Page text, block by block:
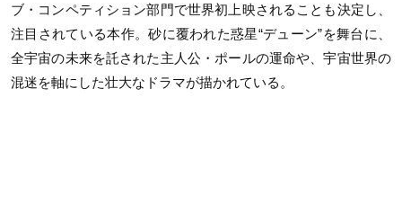
ブ・コンペティション部門で世界初上映されることも決定し、
注目されている本作。砂に覆われた惑星“デューン”を舞台に、
全宇宙の未来を託された主人公・ポールの運命や、宇宙世界の
混迷を軸にした壮大なドラマが描かれている。